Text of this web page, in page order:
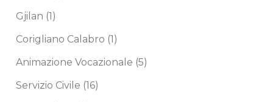
Gjilan (1)
Corigliano Calabro (1)
Animazione Vocazionale (5)
Servizio Civile (16)